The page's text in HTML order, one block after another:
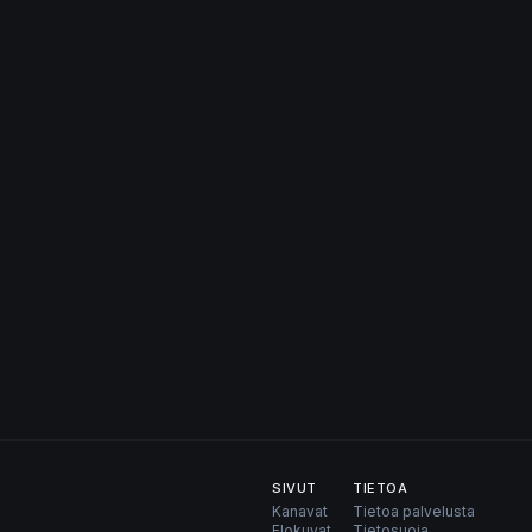
SIVUT
Kanavat
TIETOA
Tietoa palvelusta